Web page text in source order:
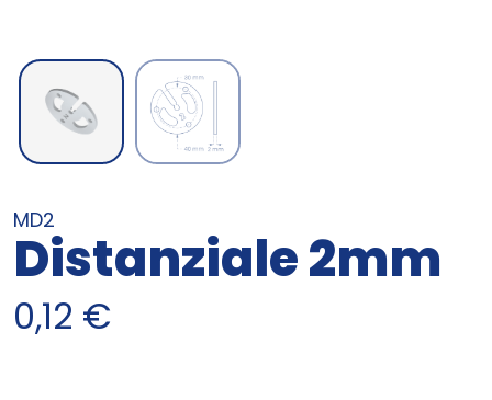
MD2
Distanziale 2mm
0,12 €